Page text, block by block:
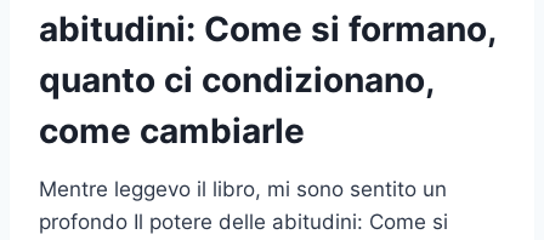
abitudini: Come si formano,
quanto ci condizionano,
come cambiarle
Mentre leggevo il libro, mi sono sentito un
profondo Il potere delle abitudini: Come si